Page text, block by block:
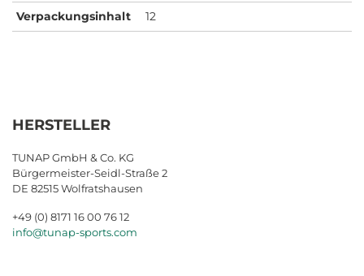
Verpackungsinhalt
12
HERSTELLER
TUNAP GmbH & Co. KG
Bürgermeister-Seidl-Straße 2
DE 82515 Wolfratshausen
+49 (0) 8171 16 00 76 12
info@tunap-sports.com